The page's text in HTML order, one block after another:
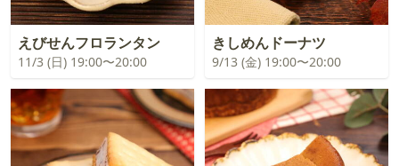
えびせんフロランタン
11/3 (日) 19:00〜20:00
きしめんドーナツ
9/13 (金) 19:00〜20:00